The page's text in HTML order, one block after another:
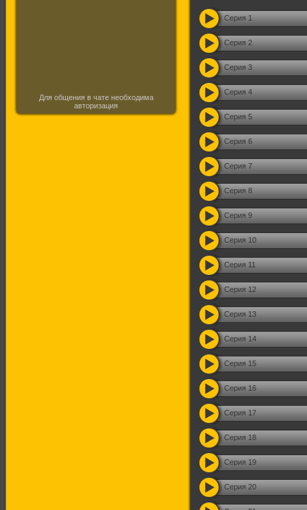
Для общения в чате необходима
авторизация
Серия 1
Серия 2
Серия 3
Серия 4
Серия 5
Серия 6
Серия 7
Серия 8
Серия 9
Серия 10
Серия 11
Серия 12
Серия 13
Серия 14
Серия 15
Серия 16
Серия 17
Серия 18
Серия 19
Серия 20